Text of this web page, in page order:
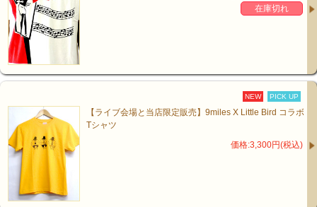
在庫切れ
NEW PICK UP
【ライブ会場と当店限定販売】9miles X Little Bird コラボ
Tシャツ
価格:3,300円(税込)